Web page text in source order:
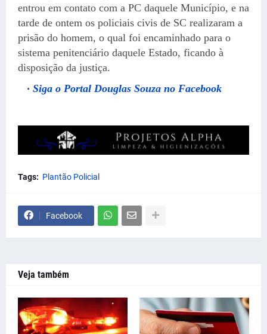
entrou em contato com a PC daquele Município, e na
tarde de ontem os policiais civis de SC realizaram a
prisão do homem, o qual foi encaminhado para o
sistema penitenciário daquele Estado, ficando à
disposição da justiça.
Siga o Portal Douglas Souza no Facebook
Tags: Plantão Policial
Facebook
Veja também